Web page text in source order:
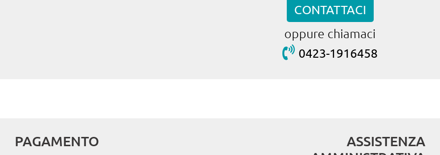
CONTATTACI
oppure chiamaci
0423-1916458
PAGAMENTO
ASSISTENZA